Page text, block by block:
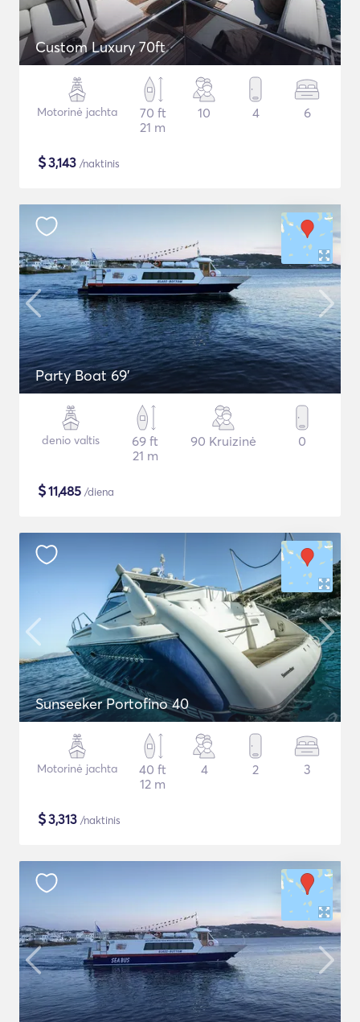
Custom Luxury 70ft
Motorinė jachta
70 ft
21 m
10 4 6
$3,143 /naktinis
Party Boat 69'
denio valtis
69 ft
21 m
90 Kruizinė 0
$11,485 /diena
Sunseeker Portofino 40
Motorinė jachta
40 ft
12 m
4 2 3
$3,313 /naktinis